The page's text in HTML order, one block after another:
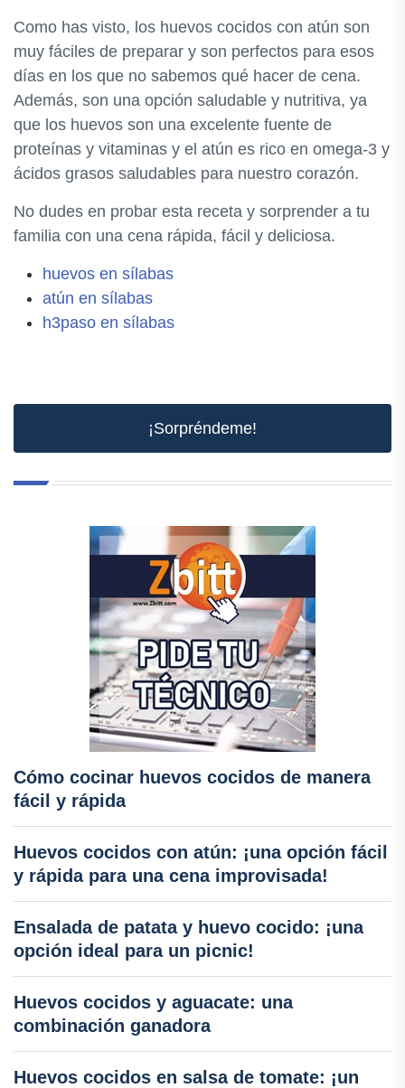
Como has visto, los huevos cocidos con atún son
muy fáciles de preparar y son perfectos para esos
días en los que no sabemos qué hacer de cena.
Además, son una opción saludable y nutritiva, ya
que los huevos son una excelente fuente de
proteínas y vitaminas y el atún es rico en omega-3 y
ácidos grasos saludables para nuestro corazón.
No dudes en probar esta receta y sorprender a tu
familia con una cena rápida, fácil y deliciosa.
huevos en sílabas
atún en sílabas
h3paso en sílabas
¡Sorpréndeme!
Cómo cocinar huevos cocidos de manera
fácil y rápida
Huevos cocidos con atún: ¡una opción fácil
y rápida para una cena improvisada!
Ensalada de patata y huevo cocido: ¡una
opción ideal para un picnic!
Huevos cocidos y aguacate: una
combinación ganadora
Huevos cocidos en salsa de tomate: ¡un